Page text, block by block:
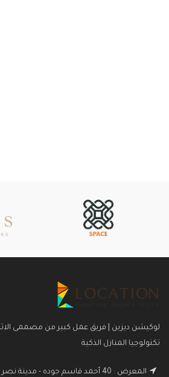
لوكيشن ديزين | فريق عمل كبير من مصممى
تكنولوجيا المنازل الذكية
المعرض : 40 أحمد قاسم جوده - مدينة نصر